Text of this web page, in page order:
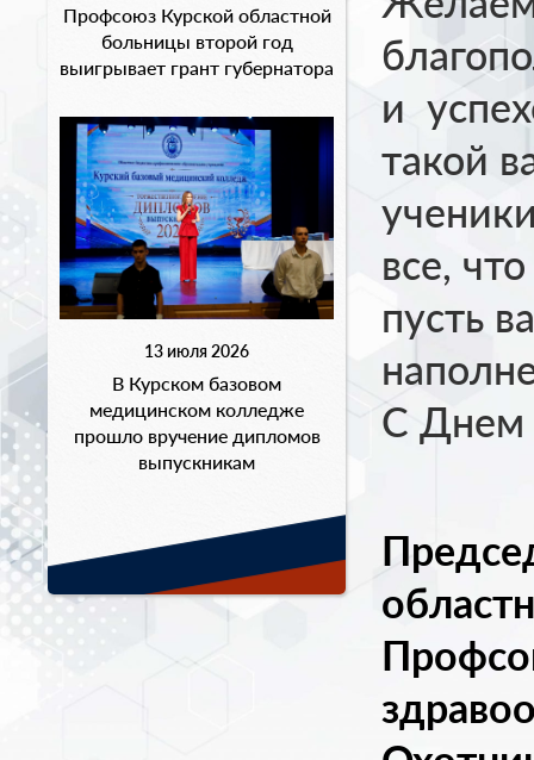
Профсоюз Курской областной
больницы второй год
выигрывает грант губернатора
13 июля 2026
В Курском базовом
медицинском колледже
прошло вручение дипломов
выпускникам
и
такой
все,
пусть
С Днем